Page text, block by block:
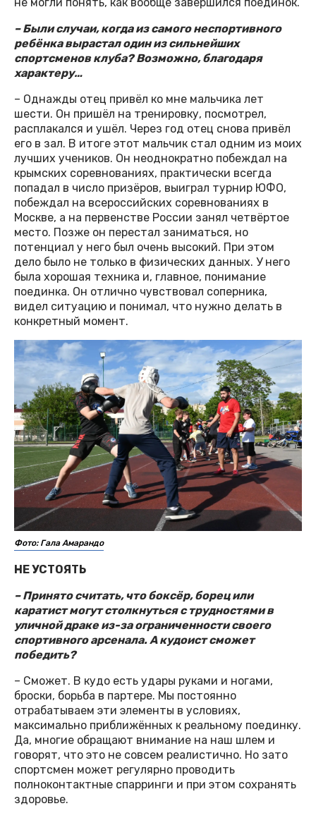
– Были случаи, когда из самого неспортивного
ребёнка вырастал один из сильнейших
спортсменов клуба? Возможно, благодаря
характеру…
– Однажды отец привёл ко мне мальчика лет
шести. Он пришёл на тренировку, посмотрел,
расплакался и ушёл. Через год отец снова привёл
его в зал. В итоге этот мальчик стал одним из моих
лучших учеников. Он неоднократно побеждал на
крымских соревнованиях, практически всегда
попадал в число призёров, выиграл турнир ЮФО,
побеждал на всероссийских соревнованиях в
Москве, а на первенстве России занял четвёртое
место. Позже он перестал заниматься, но
потенциал у него был очень высокий. При этом
дело было не только в физических данных. У него
была хорошая техника и, главное, понимание
поединка. Он отлично чувствовал соперника,
видел ситуацию и понимал, что нужно делать в
конкретный момент.
Фото: Гала Амарандо
НЕ УСТОЯТЬ
– Принято считать, что боксёр, борец или
каратист могут столкнуться с трудностями в
уличной драке из-за ограниченности своего
спортивного арсенала. А кудоист сможет
победить?
– Сможет. В кудо есть удары руками и ногами,
броски, борьба в партере. Мы постоянно
отрабатываем эти элементы в условиях,
максимально приближённых к реальному поединку.
Да, многие обращают внимание на наш шлем и
говорят, что это не совсем реалистично. Но зато
спортсмен может регулярно проводить
полноконтактные спарринги и при этом сохранять
здоровье.